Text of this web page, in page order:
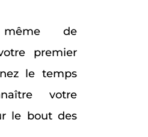
de
premier
le temps
votre
le bout des